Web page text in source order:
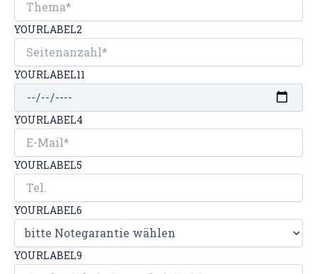
YOURLABEL2
YOURLABEL11
YOURLABEL4
YOURLABEL5
YOURLABEL6
YOURLABEL9